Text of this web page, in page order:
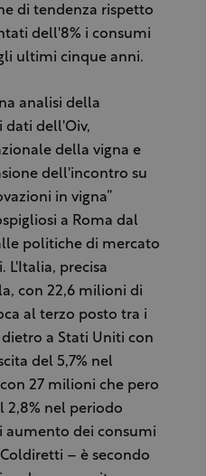
di tendenza rispetto
dell'8% i consumi
ultimi cinque anni.
analisi della
dati dell'Oiv,
della vigna e
dell'incontro su
in vigna”
a Roma dal
politiche di mercato
L'Italia, precisa
con 22,6 milioni di
al terzo posto tra i
a Stati Uniti con
del 5,7% nel
27 milioni che pero
2,8% nel periodo
aumento dei consumi
– è secondo